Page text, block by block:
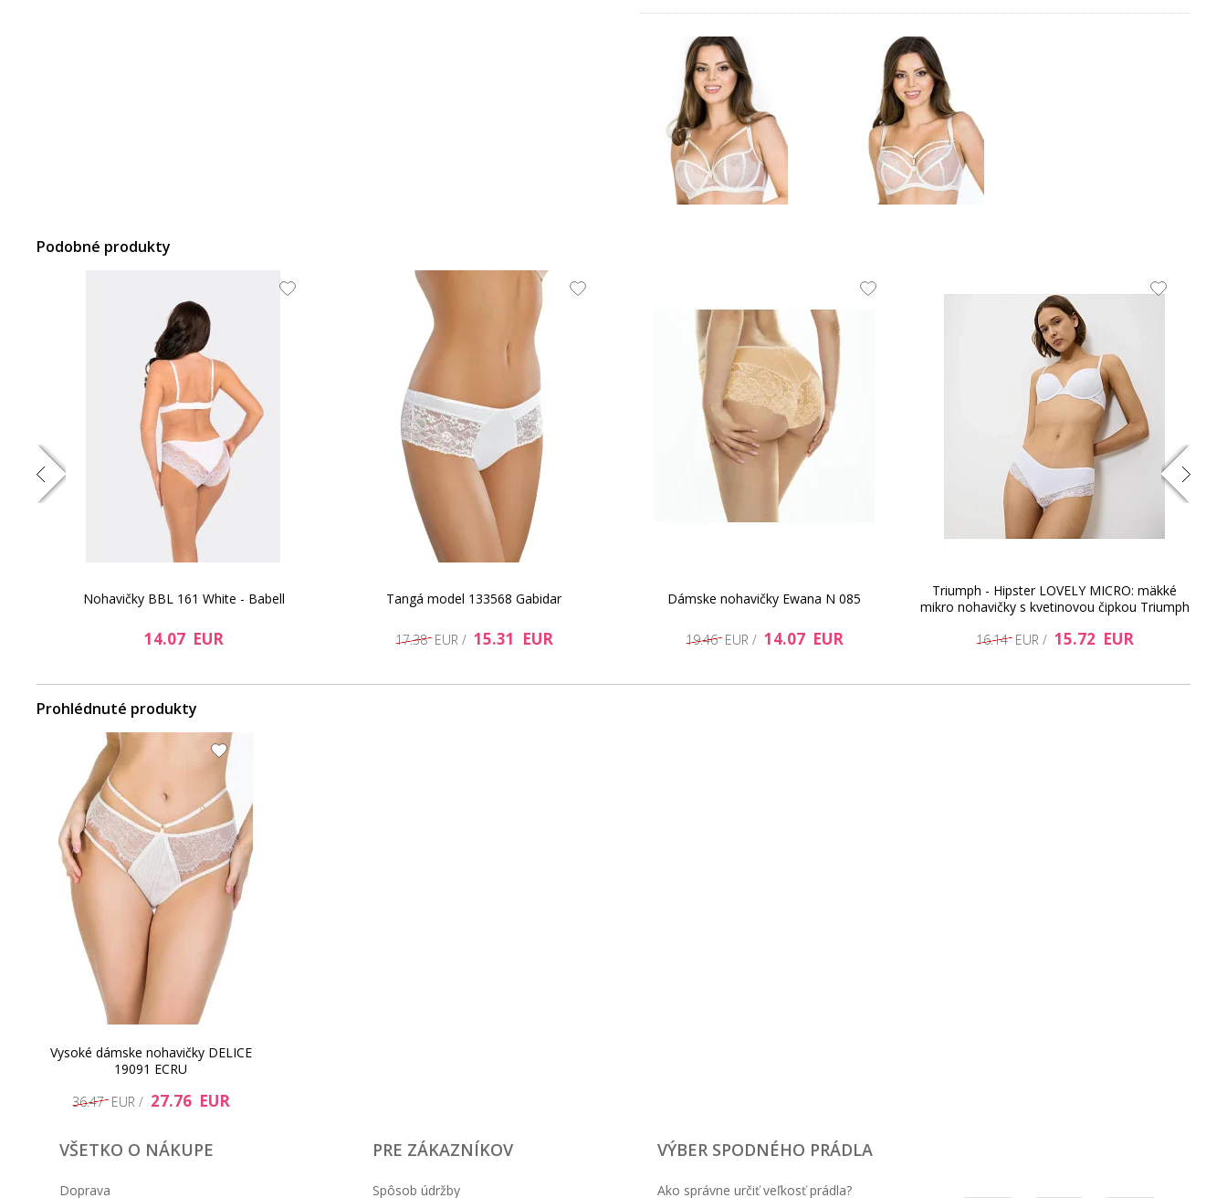
Podobné produkty
Nohavičky BBL 161 White - Babell
14.07 EUR
Tangá model 133568 Gabidar
17.38 EUR / 15.31 EUR
Dámske nohavičky Ewana N 085
19.46 EUR / 14.07 EUR
Triumph - Hipster LOVELY MICRO: mäkké
mikro nohavičky s kvetinovou čipkou Triumph
16.14 EUR / 15.72 EUR
Prohlédnuté produkty
Vysoké dámske nohavičky DELICE
19091 ECRU
36.47 EUR / 27.76 EUR
VŠETKO O NÁKUPE
Doprava
PRE ZÁKAZNÍKOV
Spôsob údržby
VÝBER SPODNÉHO PRÁDLA
Ako správne určiť veľkosť prádla?